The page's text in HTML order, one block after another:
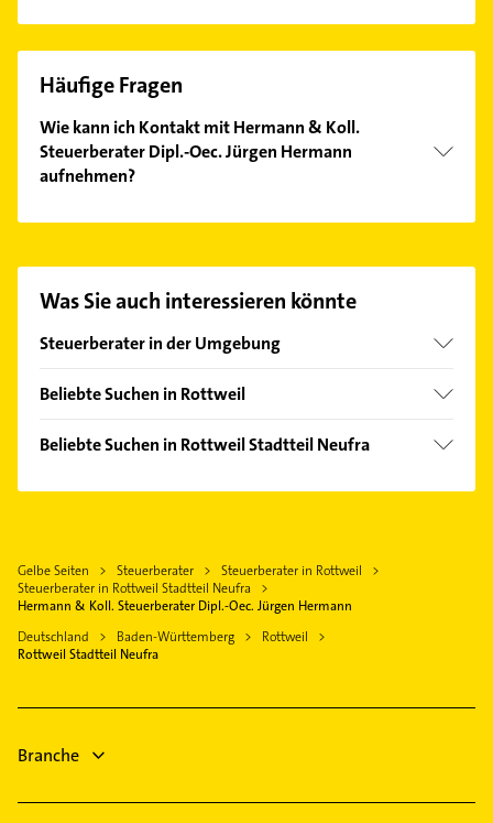
Häufige Fragen
Wie kann ich Kontakt mit Hermann & Koll.
Steuerberater Dipl.-Oec. Jürgen Hermann
aufnehmen?
unserem Kontaktdaten-Bereich auswählen. Hier
finden Sie alle
Kontaktdaten
Was Sie auch interessieren könnte
Steuerberater in der Umgebung
Deißlingen
Zimmern ob Rottweil
Villingen-Schwenningen
Rosenfeld
Oberndorf am Neckar
Tuttlingen
Beliebte Suchen in Rottweil
Elektroinstallation
Elektro Reparatur
Bauunternehmen
Gartenbau & Landschaftsbau
Kammerjäger
Immobilienmakler
Beliebte Suchen in Rottweil Stadtteil Neufra
Gelbe Seiten Steuerberater
Steuerberater in Rottweil
Steuerberater in Rottweil Stadtteil Neufra
Hermann & Koll. Steuerberater Dipl.-Oec. Jürgen Hermann
Deutschland
Baden-Württemberg
Rottweil
Rottweil Stadtteil Neufra
Branche